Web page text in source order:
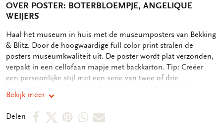
OVER POSTER: BOTERBLOEMPJE, ANGELIQUE
WEIJERS
OMSCHRIJVING
Haal het museum in huis met de museumposters van Bekking
& Blitz. Door de hoogwaardige full color print stralen de
posters museumkwaliteit uit. De poster wordt plat verzonden,
verpakt in een cellofaan mapje met backkarton. Tip: Creëer
een persoonlijke stijl met een serie van twee of drie
posters, neem dan lijsten in dezelfde kleur om eenheid te
bewaren. Afmeting 30 x 40 cm 250 grms papier Mat-
gelamineerd
Bekijk meer
Delen
DeelDeelDeelDeelDeel